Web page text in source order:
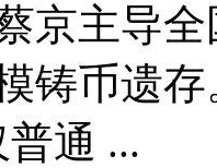
京主导
铸币遗
普通 ...